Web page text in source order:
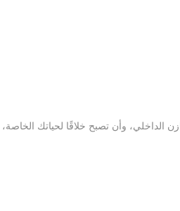
الداخلي، وأن تصبح خلاقًا لحياتك الخاصة،